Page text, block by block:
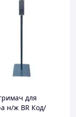
для
н/ж BR Код/